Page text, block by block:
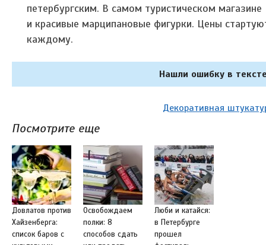
петербургским. В самом туристическом
и красивые марципановые фигурки. Цены
каждому.
Нашли ошибку в
Декоративная
Посмотрите еще
Довлатов против
Хайзенберга:
список баров с
Освобождаем
полки: 8
способов сдать
Люби и катайся:
в Петербурге
прошел